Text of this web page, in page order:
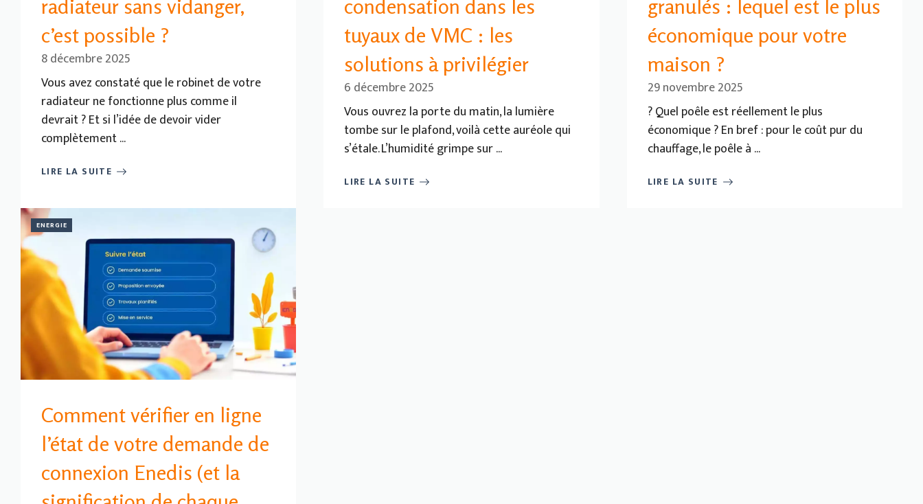
radiateur sans vidanger,
c’est possible ?
8 décembre 2025
Vous avez constaté que le robinet de votre
radiateur ne fonctionne plus comme il
devrait ? Et si l’idée de devoir vider
complètement ...
LIRE LA SUITE
condensation dans les
tuyaux de VMC : les
solutions à privilégier
6 décembre 2025
Vous ouvrez la porte du matin, la lumière
tombe sur le plafond, voilà cette auréole qui
s’étale. L’humidité grimpe sur ...
LIRE LA SUITE
granulés : lequel est le plus
économique pour votre
maison ?
29 novembre 2025
? Quel poêle est réellement le plus
économique ? En bref : pour le coût pur du
chauffage, le poêle à ...
LIRE LA SUITE
ENERGIE
Comment vérifier en ligne
l’état de votre demande de
connexion Enedis (et la